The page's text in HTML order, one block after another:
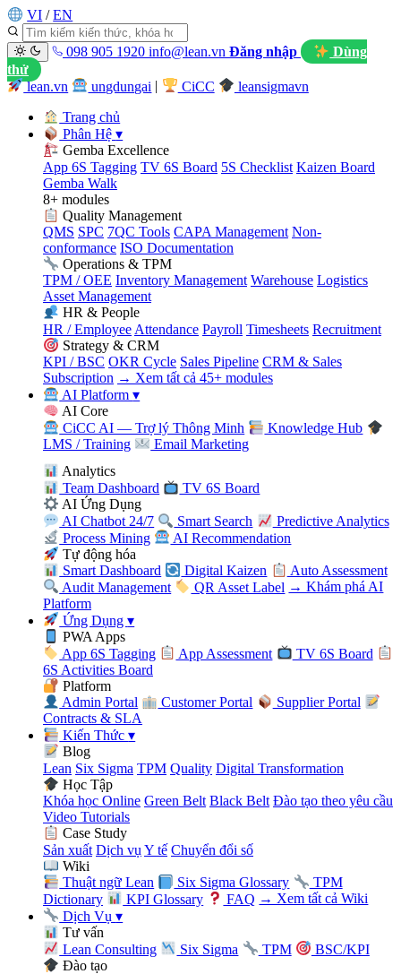
VI / EN
098 905 1920 info@lean.vn Đăng nhập
Dùng
thử
lean.vn
ungdungai CiCC leansigmavn
Trang chủ
Phân Hệ▾
Gemba Excellence
App 6S Tagging TV 6S Board 5S Checklist Kaizen Board
Gemba Walk
8+ modules
Quality Management
QMS SPC 7QC Tools CAPA Management Non-
conformance ISO Documentation
Operations & TPM
TPM / OEE Inventory Management Warehouse Logistics
Asset Management
HR & People
HR / Employee Attendance Payroll Timesheets Recruitment
Strategy & CRM
KPI / BSC OKR Cycle Sales Pipeline CRM & Sales
Subscription → Xem tất cả 45+ modules
AI Platform▾
AI Core
CiCC AI — Trợ lý Thông Minh
Knowledge Hub
LMS / Training
Email Marketing
Analytics
Team Dashboard
TV 6S Board
AI Ứng Dụng
AI Chatbot 24/7
Smart Search
Predictive Analytics
Process Mining
AI Recommendation
Tự động hóa
Smart Dashboard
Digital Kaizen
Auto Assessment
Audit Management
QR Asset Label → Khám phá AI
Platform
Ứng Dụng▾
PWA Apps
App 6S Tagging
App Assessment
TV 6S Board
6S Activities Board
Platform
Admin Portal
Customer Portal
Supplier Portal
Contracts & SLA
Kiến Thức▾
Blog
Lean Six Sigma TPM Quality Digital Transformation
Học Tập
Khóa học Online Green Belt Black Belt Đào tạo theo yêu cầu
Video Tutorials
Case Study
Sản xuất Dịch vụ Y tế Chuyển đổi số
Wiki
Thuật ngữ Lean
Six Sigma Glossary
TPM
Dictionary
KPI Glossary FAQ → Xem tất cả Wiki
Dịch Vụ▾
Tư vấn
Lean Consulting
Six Sigma TPM
BSC/KPI
Đào tạo